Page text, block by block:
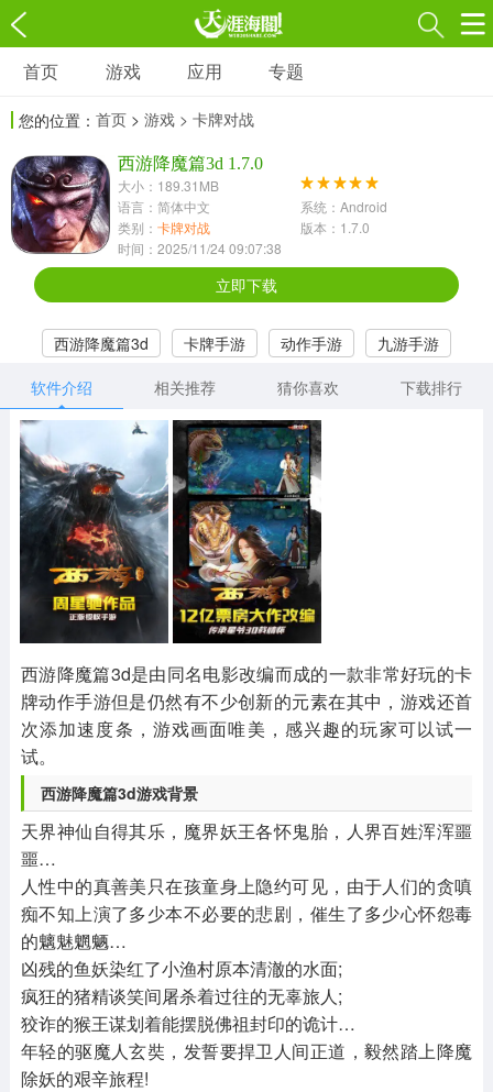
游戏
3697款应用
1597款应用
休闲益智
13387款应用
2196款应用
1072款应用
418款应用
568款应用
音乐舞蹈
2716款应用
其他
1654款应用
游戏助手
515款应用
首页 游戏 应用 专题
您的位置： 首页 > 游戏 > 卡牌对战
西游降魔篇3d 1.7.0
大小：189.31MB
语言：简体中文
系统：Android
类别： 卡牌对战
版本：1.7.0
时间：2025/11/24 09:07:38
立即下载
西游降魔篇3d 卡牌手游 动作手游
九游手游
软件介绍
相关推荐 猜你喜欢 下载排行
西游降魔篇3d是由同名电影改编而成的一款非常好玩的卡
牌动作手游但是仍然有不少创新的元素在其中，游戏还首
次添加速度条，游戏画面唯美，感兴趣的玩家可以试一
试。
西游降魔篇3d游戏背景
天界神仙自得其乐，魔界妖王各怀鬼胎，人界百姓浑浑噩
噩…
人性中的真善美只在孩童身上隐约可见，由于人们的贪嗔
痴不知上演了多少本不必要的悲剧，催生了多少心怀怨毒
的魑魅魍魉…
凶残的鱼妖染红了小渔村原本清澈的水面;
疯狂的猪精谈笑间屠杀着过往的无辜旅人;
狡诈的猴王谋划着能摆脱佛祖封印的诡计…
年轻的驱魔人玄奘，发誓要捍卫人间正道，毅然踏上降魔
除妖的艰辛旅程!